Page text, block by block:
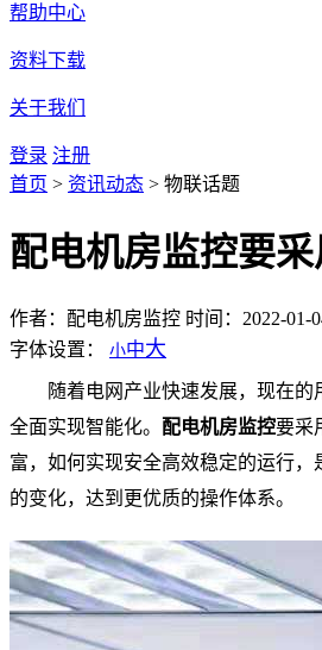
帮助中心
资料下载
关于我们
登录 注册
首页 > 资讯动态 > 物联话题
配电机房监控要
作者：配电机房监控 时间：2022-01-
字体设置： 小中大
随着电网产业快速发展，现在
全面实现智能化。 配电机房监控要采
富，如何实现安全高效稳定的运行
的变化，达到更优质的操作体系。